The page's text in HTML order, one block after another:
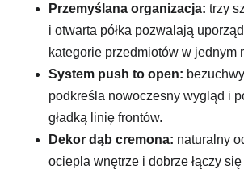
Przemyślana organizacja: trzy
i otwarta półka pozwalają
kategorie przedmiotów w jednym
System push to open:
podkreśla nowoczesny wygląd i
gładką linię frontów.
Dekor dąb cremona: naturalny
ociepla wnętrze i dobrze łączy